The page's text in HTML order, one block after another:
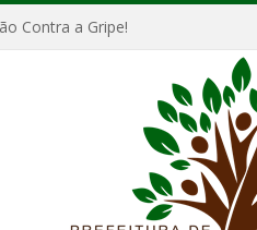
Contra a Gripe!